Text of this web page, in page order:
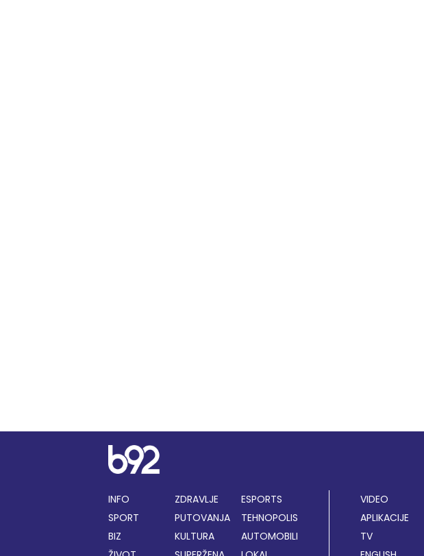
INFO
SPORT
BIZ
ZDRAVLJE
PUTOVANJA
KULTURA
ESPORTS
TEHNOPOLIS
AUTOMOBILI
VIDEO
APLIKACIJE
TV